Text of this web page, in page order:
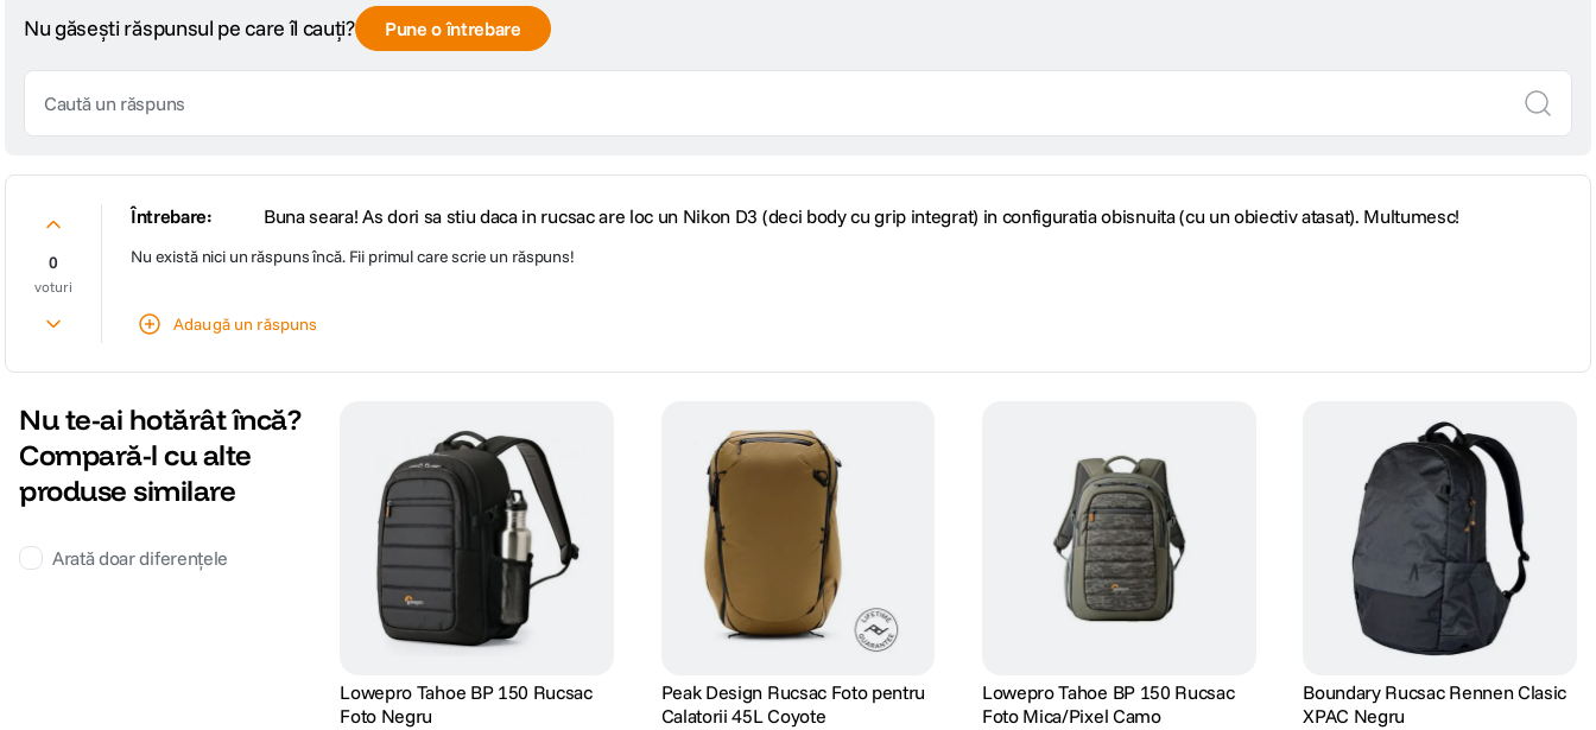
Nu găsești răspunsul pe care îl cauți? Pune o întrebare
0
voturi
Întrebare: Buna seara! As dori sa stiu daca in rucsac are loc un Nikon D3 (deci body cu grip integrat) in configuratia obisnuita (cu un obiectiv atasat). Multumesc!
Nu există nici un răspuns încă. Fii primul care scrie un răspuns!
Adaugă un răspuns
Nu te-ai hotărât încă?
Compară-l cu alte
produse similare
Arată doar diferențele
Lowepro Tahoe BP 150 Rucsac
Foto Negru
Peak Design Rucsac Foto pentru
Calatorii 45L Coyote
Lowepro Tahoe BP 150 Rucsac
Foto Mica/Pixel Camo
Boundary Rucsac Rennen Clasic
XPAC Negru